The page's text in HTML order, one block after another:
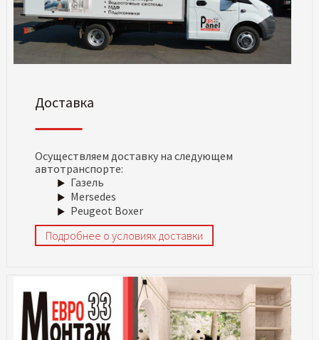
Доставка
Осуществляем доставку на следующем
автотранспорте:
Газель
Mersedes
Peugeot Boxer
Подробнее о условиях доставки